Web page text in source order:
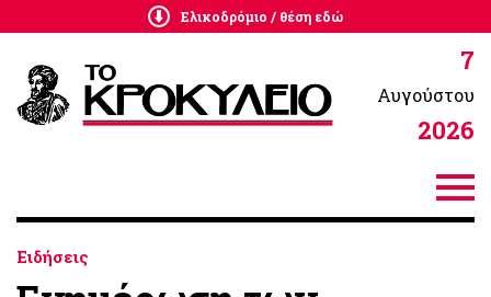
7
Αυγούστου
2026
Ελικοδρόμιο / θέση εδώ
Ειδήσεις